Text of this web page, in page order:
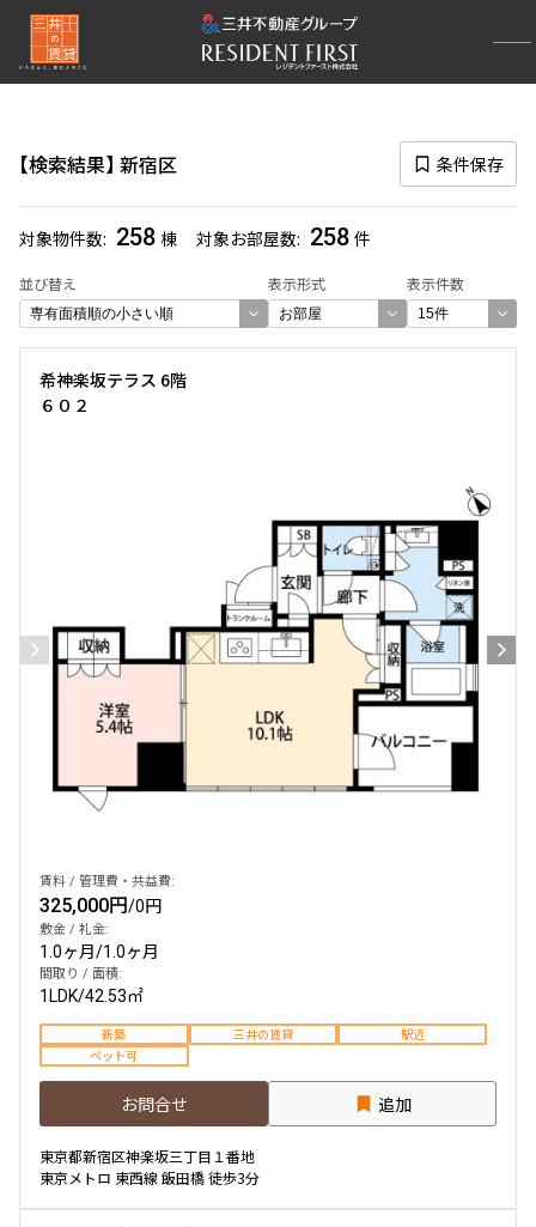
検索結果 新宿区 条件保存
対象物件数 258 棟 対象お部屋数 258 件
並び替え 表示形式 表示件数
再検索ナビゲーション
選択中の区
新宿区
(258)
選び方を変更する
お部屋を再検索
管理費/共益費含む
礼金なし
フリーレント付き
間取り
2LDK
3LDK
4LDK〜
専有面積
希神楽坂テラス 6階
６０２
賃料 / 管理費・共益費:
325,000円/0円
敷金 / 礼金:
1.0ヶ月/1.0ヶ月
間取り / 面積:
1LDK/42.53㎡
新築 三井の賃貸
駅近
ペット可
お問合せ 追加
東京都新宿区神楽坂三丁目１番地
東京メトロ 東西線 飯田橋 徒歩3分